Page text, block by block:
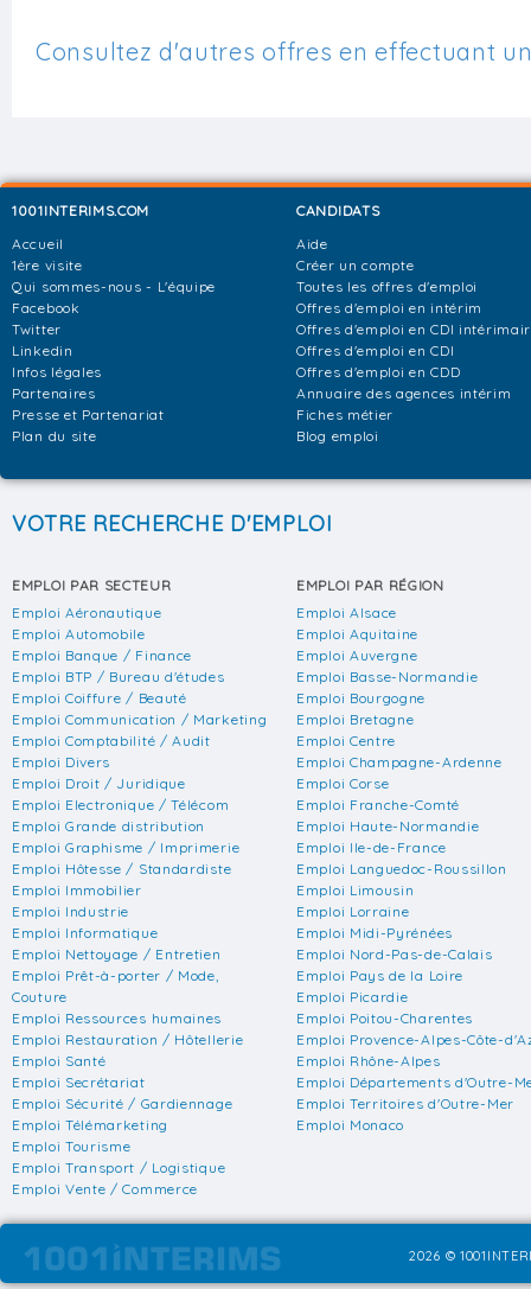
Consultez d'autres offres en effectuant
1001INTERIMS.COM
Accueil
1ère visite
Qui sommes-nous - L'équipe
Facebook
Twitter
Linkedin
Infos légales
Partenaires
Presse et Partenariat
Plan du site
CANDIDATS
Aide
Créer un compte
Toutes les offres d'emploi
Offres d'emploi en intérim
Offres d'emploi en CDI
Offres d'emploi en CDI
Offres d'emploi en CDD
Annuaire des agences intérim
Fiches métier
Blog emploi
VOTRE RECHERCHE D'EMPLOI
EMPLOI PAR SECTEUR
Emploi Aéronautique
Emploi Automobile
Emploi Banque / Finance
Emploi BTP / Bureau d'études
Emploi Coiffure / Beauté
Emploi Communication / Marketing
Emploi Comptabilité / Audit
Emploi Divers
Emploi Droit / Juridique
Emploi Electronique / Télécom
Emploi Grande distribution
Emploi Graphisme / Imprimerie
Emploi Hôtesse / Standardiste
Emploi Immobilier
Emploi Industrie
Emploi Informatique
Emploi Nettoyage / Entretien
Emploi Prêt-à-porter / Mode,
Couture
Emploi Ressources humaines
Emploi Restauration / Hôtellerie
Emploi Santé
Emploi Secrétariat
Emploi Sécurité / Gardiennage
Emploi Télémarketing
Emploi Tourisme
Emploi Transport / Logistique
Emploi Vente / Commerce
EMPLOI PAR RÉGION
Emploi Alsace
Emploi Aquitaine
Emploi Auvergne
Emploi Basse-Normandie
Emploi Bourgogne
Emploi Bretagne
Emploi Centre
Emploi Champagne-Ardenne
Emploi Corse
Emploi Franche-Comté
Emploi Haute-Normandie
Emploi Ile-de-France
Emploi Languedoc-Roussillon
Emploi Limousin
Emploi Lorraine
Emploi Midi-Pyrénées
Emploi Nord-Pas-de-Calais
Emploi Pays de la Loire
Emploi Picardie
Emploi Poitou-Charentes
Emploi Provence-Alpes-Côte-
Emploi Rhône-Alpes
Emploi Départements d'Outre-
Emploi Territoires d'Outre-Mer
Emploi Monaco
2026 ©